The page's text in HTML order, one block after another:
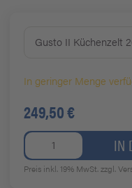
Gusto II Küchenzelt
In geringer Menge
249,50 €
IN
Preis inkl. 19% MwSt.zzgl.